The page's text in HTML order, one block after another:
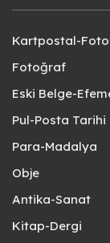
Kartpostal-
Fotoğraf
Eski Belge-
Pul-Posta Tarihi
Para-Madalya
Obje
Antika-Sanat
Kitap-Dergi